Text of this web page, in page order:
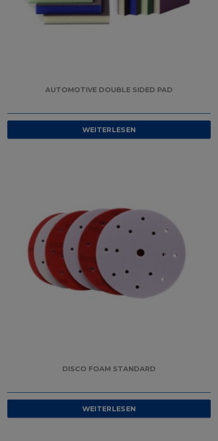
AUTOMOTIVE DOUBLE SIDED PAD
WEITERLESEN
DISCO FOAM STANDARD
WEITERLESEN